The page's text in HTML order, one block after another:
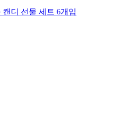
디 선물 세트 6개입